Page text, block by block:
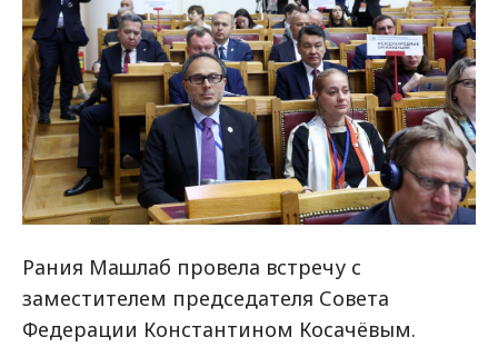
Рания Машлаб провела встречу с
заместителем председателя Совета
Федерации Константином Косачёвым.